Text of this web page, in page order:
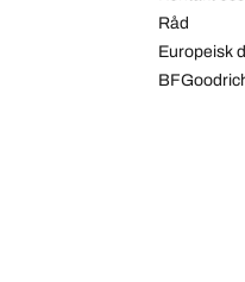
Råd
Europeisk